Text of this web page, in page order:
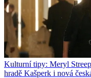
Kulturní tipy: Meryl
hradě Kašperk i nová